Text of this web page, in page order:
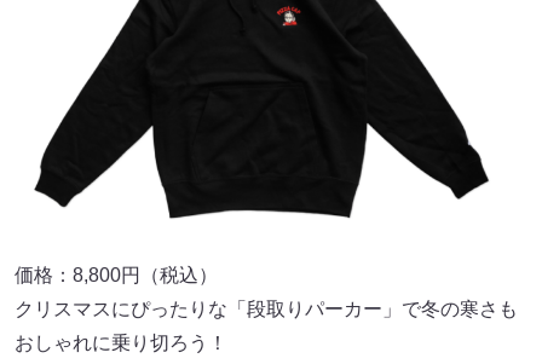
価格：8,800円（税込）
クリスマスにぴったりな「段取りパーカー」で冬の寒さも
おしゃれに乗り切ろう！